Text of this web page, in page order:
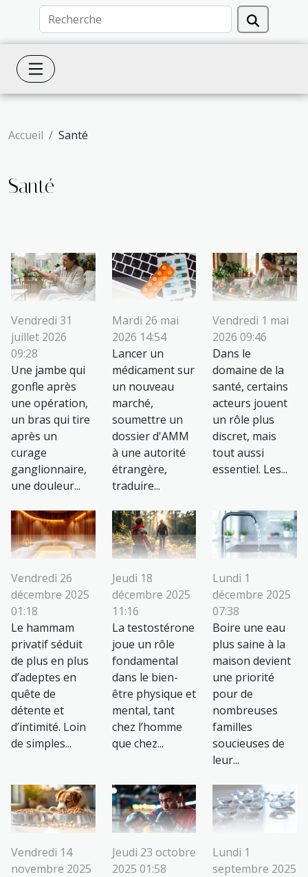
Accueil Santé
Santé
Vendredi 31
juillet 2026
09:28
Une jambe qui
gonfle après
une opération,
un bras qui tire
après un
curage
ganglionnaire,
une douleur...
Mardi 26 mai
2026 14:54
Lancer un
médicament sur
un nouveau
marché,
soumettre un
dossier d'AMM
à une autorité
étrangère,
traduire...
Vendredi 1 mai
2026 09:46
Dans le
domaine de la
santé, certains
acteurs jouent
un rôle plus
discret, mais
tout aussi
essentiel. Les...
Vendredi 26
décembre 2025
01:18
Le hammam
privatif séduit
de plus en plus
d’adeptes en
quête de
détente et
d’intimité. Loin
de simples...
Jeudi 18
décembre 2025
11:16
La testostérone
joue un rôle
fondamental
dans le bien-
être physique et
mental, tant
chez l’homme
que chez...
Lundi 1
décembre 2025
07:38
Boire une eau
plus saine à la
maison devient
une priorité
pour de
nombreuses
familles
soucieuses de
leur...
Vendredi 14
novembre 2025
Jeudi 23 octobre
2025 01:58
Lundi 1
septembre 2025